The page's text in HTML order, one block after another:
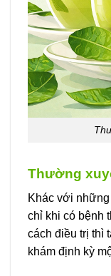
Thường
Khác với
chỉ khi có bệnh
cách điều trị thì
khám định kỳ